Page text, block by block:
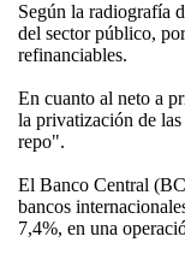
Según la radiografía
del sector público,
refinanciables.
En cuanto al neto a
la privatización de
repo".
El Banco Central
bancos
7,4%, en una